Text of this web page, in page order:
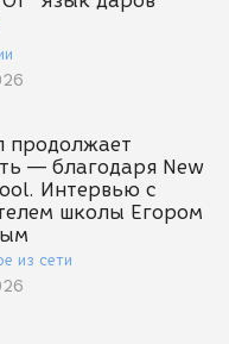
продолжает
— благодаря New
Интервью с
школы Егором
из сети